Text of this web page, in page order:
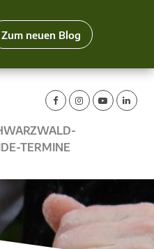
Zum neuen Blog
TERMINE